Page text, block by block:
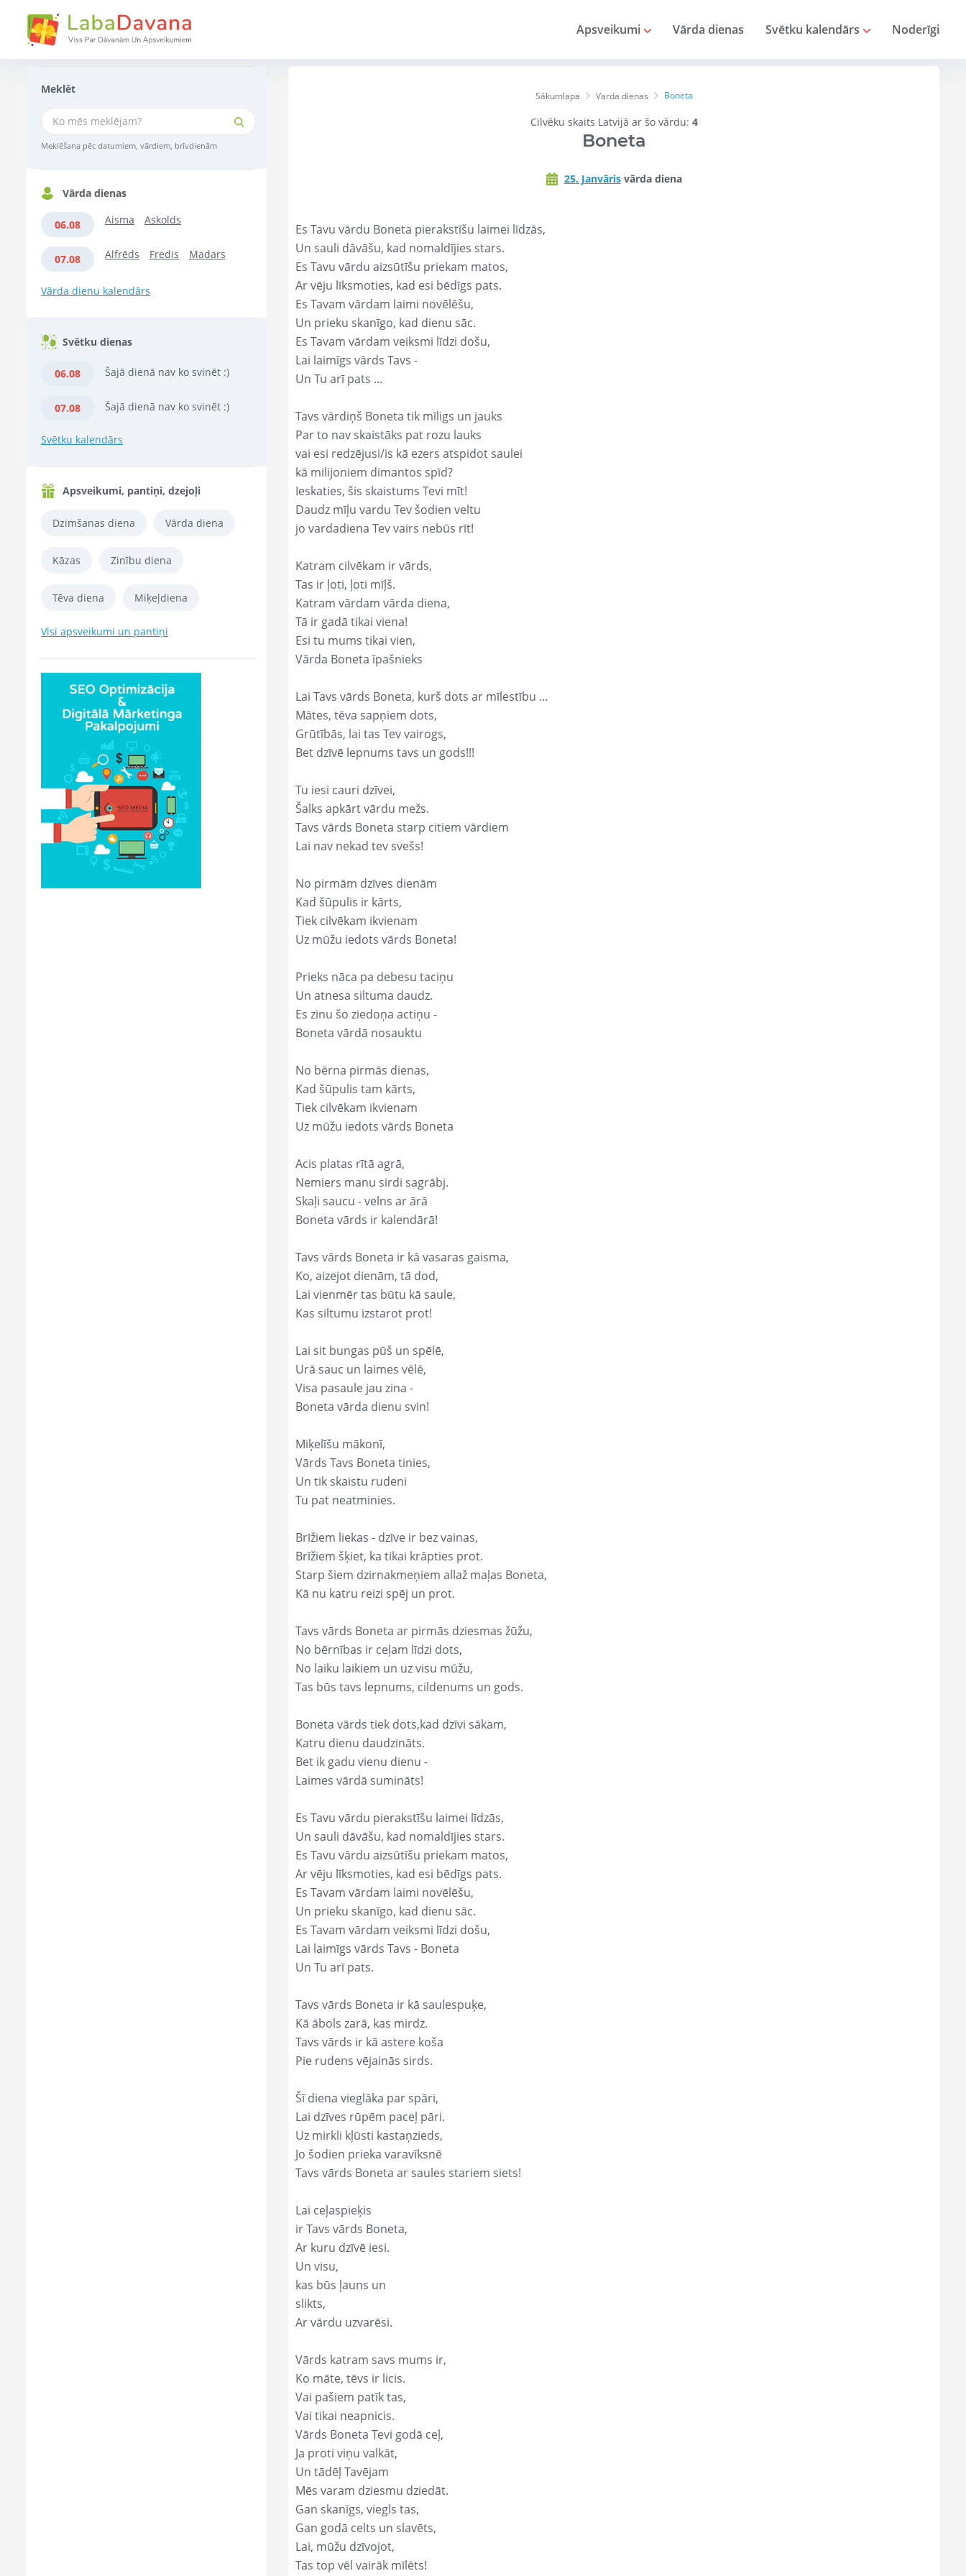
Apsveikumi Vārda dienas Svētku kalendārs Noderīgi
Meklēt
Meklēšana pēc datumiem, vārdiem, brīvdienām
Vārda dienas
06.08 Aisma Askolds
07.08 Alfrēds Fredis Madars
Vārda dienu kalendārs
Svētku dienas
06.08 Šajā dienā nav ko svinēt :)
07.08 Šajā dienā nav ko svinēt :)
Svētku kalendārs
Apsveikumi, pantiņi, dzejoļi
Dzimšanas diena Vārda diena
Kāzas Zinību diena
Tēva diena Miķeļdiena
Visi apsveikumi un pantiņi
Sākumlapa Varda dienas Boneta
Cilvēku skaits Latvijā ar šo vārdu: 4
Boneta
25. Janvārisvārda diena
Es Tavu vārdu Boneta pierakstīšu laimei līdzās,
Un sauli dāvāšu, kad nomaldījies stars.
Es Tavu vārdu aizsūtīšu priekam matos,
Ar vēju līksmoties, kad esi bēdīgs pats.
Es Tavam vārdam laimi novēlēšu,
Un prieku skanīgo, kad dienu sāc.
Es Tavam vārdam veiksmi līdzi došu,
Lai laimīgs vārds Tavs -
Un Tu arī pats ...
Tavs vārdiņš Boneta tik mīligs un jauks
Par to nav skaistāks pat rozu lauks
vai esi redzējusi/is kā ezers atspidot saulei
kā milijoniem dimantos spīd?
Ieskaties, šis skaistums Tevi mīt!
Daudz mīļu vardu Tev šodien veltu
jo vardadiena Tev vairs nebūs rīt!
Katram cilvēkam ir vārds,
Tas ir ļoti, ļoti mīļš.
Katram vārdam vārda diena,
Tā ir gadā tikai viena!
Esi tu mums tikai vien,
Vārda Boneta īpašnieks
Lai Tavs vārds Boneta, kurš dots ar mīlestību ...
Mātes, tēva sapņiem dots,
Grūtībās, lai tas Tev vairogs,
Bet dzīvē lepnums tavs un gods!!!
Tu iesi cauri dzīvei,
Šalks apkārt vārdu mežs.
Tavs vārds Boneta starp citiem vārdiem
Lai nav nekad tev svešs!
No pirmām dzīves dienām
Kad šūpulis ir kārts,
Tiek cilvēkam ikvienam
Uz mūžu iedots vārds Boneta!
Prieks nāca pa debesu taciņu
Un atnesa siltuma daudz.
Es zinu šo ziedoņa actiņu -
Boneta vārdā nosauktu
No bērna pirmās dienas,
Kad šūpulis tam kārts,
Tiek cilvēkam ikvienam
Uz mūžu iedots vārds Boneta
Acis platas rītā agrā,
Nemiers manu sirdi sagrābj.
Skaļi saucu - velns ar ārā
Boneta vārds ir kalendārā!
Tavs vārds Boneta ir kā vasaras gaisma,
Ko, aizejot dienām, tā dod,
Lai vienmēr tas būtu kā saule,
Kas siltumu izstarot prot!
Lai sit bungas pūš un spēlē,
Urā sauc un laimes vēlē,
Visa pasaule jau zina -
Boneta vārda dienu svin!
Miķelīšu mākonī,
Vārds Tavs Boneta tinies,
Un tik skaistu rudeni
Tu pat neatminies.
Brīžiem liekas - dzīve ir bez vainas,
Brīžiem šķiet, ka tikai krāpties prot.
Starp šiem dzirnakmeņiem allaž maļas Boneta,
Kā nu katru reizi spēj un prot.
Tavs vārds Boneta ar pirmās dziesmas žūžu,
No bērnības ir ceļam līdzi dots,
No laiku laikiem un uz visu mūžu,
Tas būs tavs lepnums, cildenums un gods.
Boneta vārds tiek dots,kad dzīvi sākam,
Katru dienu daudzināts.
Bet ik gadu vienu dienu -
Laimes vārdā sumināts!
Es Tavu vārdu pierakstīšu laimei līdzās,
Un sauli dāvāšu, kad nomaldījies stars.
Es Tavu vārdu aizsūtīšu priekam matos,
Ar vēju līksmoties, kad esi bēdīgs pats.
Es Tavam vārdam laimi novēlēšu,
Un prieku skanīgo, kad dienu sāc.
Es Tavam vārdam veiksmi līdzi došu,
Lai laimīgs vārds Tavs - Boneta
Un Tu arī pats.
Tavs vārds Boneta ir kā saulespuķe,
Kā ābols zarā, kas mirdz.
Tavs vārds ir kā astere koša
Pie rudens vējainās sirds.
Šī diena vieglāka par spāri,
Lai dzīves rūpēm paceļ pāri.
Uz mirkli kļūsti kastaņzieds,
Jo šodien prieka varavīksnē
Tavs vārds Boneta ar saules stariem siets!
Lai ceļaspieķis
ir Tavs vārds Boneta,
Ar kuru dzīvē iesi.
Un visu,
kas būs ļauns un
slikts,
Ar vārdu uzvarēsi.
Vārds katram savs mums ir,
Ko māte, tēvs ir licis.
Vai pašiem patīk tas,
Vai tikai neapnicis.
Vārds Boneta Tevi godā ceļ,
Ja proti viņu valkāt,
Un tādēļ Tavējam
Mēs varam dziesmu dziedāt.
Gan skanīgs, viegls tas,
Gan godā celts un slavēts,
Lai, mūžu dzīvojot,
Tas top vēl vairāk mīlēts!